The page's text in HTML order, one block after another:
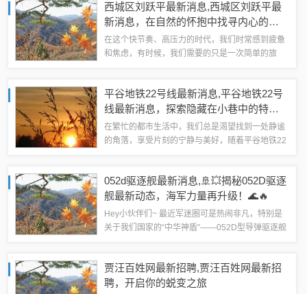
着无数人的目光，本文将带您深入了解中国富...
西城区刘跃平最新消息,西城区刘跃平最
新消息，在自然的怀抱中找寻内心的宁
静
在这个快节奏、高压力的时代，我们时常感到疲惫
和焦虑，有时候，我们需要的只是一次简单的旅
行，让我们跟随他的脚步，一起感受这份宁静与
美...
平谷地铁22号线最新消息,平谷地铁22号
线最新消息，探索隐藏在小巷中的特色
小店
在繁忙的都市生活中，我们总是渴望找到一处静谧
的角落，享受片刻的宁静与美好，随着平谷地铁22
们抵达那些隐藏在都市深处的小店，就让我...
052d驱逐舰最新消息,🚢💥揭秘052D驱逐
舰最新动态，海军力量再升级！🌊🔥
Hey小伙伴们~ 最近军迷圈可是热闹非凡，特别是
关于我们国家的“中华神盾”——052D型导弹驱逐舰
有它如何成为我们海军力量的新...
贾汪百姓网最新招聘,贾汪百姓网最新招
聘，开启你的蜕变之旅